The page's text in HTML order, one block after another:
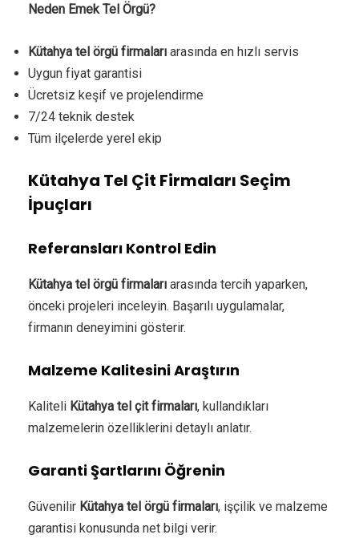
Neden Emek Tel Örgü?
Kütahya tel örgü firmaları arasında en hızlı servis
Uygun fiyat garantisi
Ücretsiz keşif ve projelendirme
7/24 teknik destek
Tüm ilçelerde yerel ekip
Kütahya Tel Çit Firmaları Seçim
İpuçları
Referansları Kontrol Edin
Kütahya tel örgü firmaları arasında tercih yaparken,
önceki projeleri inceleyin. Başarılı uygulamalar,
firmanın deneyimini gösterir.
Malzeme Kalitesini Araştırın
Kaliteli Kütahya tel çit firmaları, kullandıkları
malzemelerin özelliklerini detaylı anlatır.
Garanti Şartlarını Öğrenin
Güvenilir Kütahya tel örgü firmaları, işçilik ve malzeme
garantisi konusunda net bilgi verir.